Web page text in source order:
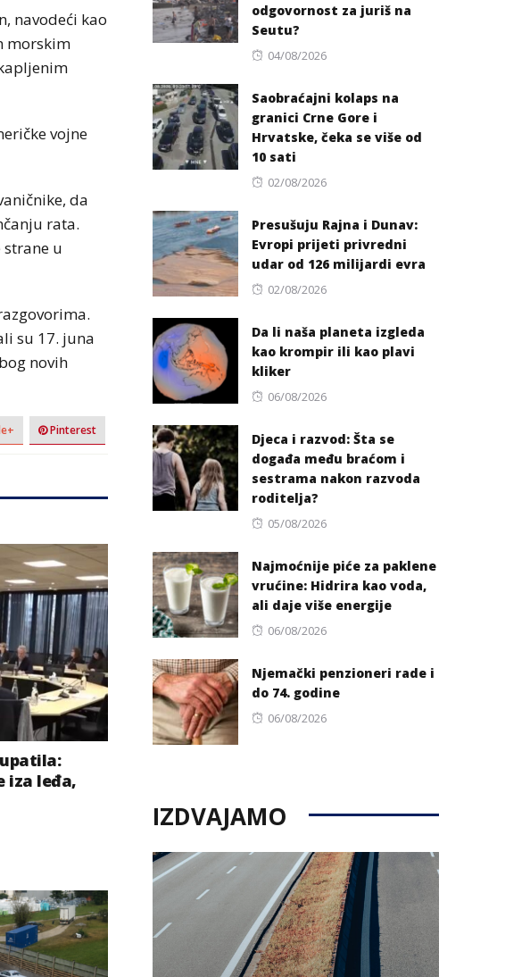
navodeći kao
morskim
vojne
da
rata.
u
su 17. juna
novih
Pinterest
iza leđa,
odgovornost za juriš na
Seutu?
Posted
04/08/2026
Saobraćajni kolaps na
granici Crne Gore i
Hrvatske, čeka se više od
10 sati
Posted
02/08/2026
Presušuju Rajna i Dunav:
Evropi prijeti privredni
udar od 126 milijardi evra
Posted
02/08/2026
Da li naša planeta izgleda
kao krompir ili kao plavi
kliker
Posted
06/08/2026
Djeca i razvod: Šta se
događa među braćom i
sestrama nakon razvoda
roditelja?
Posted
05/08/2026
Najmoćnije piće za paklene
vrućine: Hidrira kao voda,
ali daje više energije
Posted
06/08/2026
Njemački penzioneri rade i
do 74. godine
Posted
06/08/2026
IZDVAJAMO